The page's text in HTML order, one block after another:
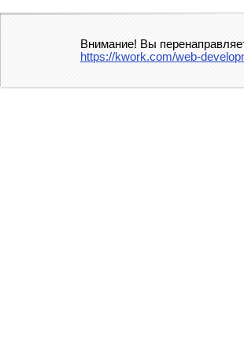
Внимание! Вы
https://kwork.com/web-